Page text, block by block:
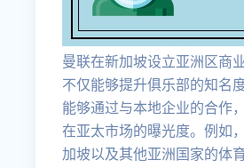
曼联在新加坡设立亚洲区商
不仅能够提升俱乐部的知名
能够通过与本地企业的合作
在亚太市场的曝光度。例如
加坡以及其他亚洲国家的体